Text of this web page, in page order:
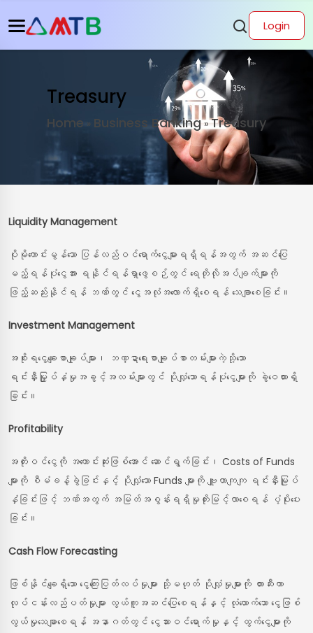
Login
Treasury
Home » Business Banking»Treasury
Liquidity Management
ပိုမိုကောင်းမွန်သော ပြန်လည်ဝင်ရောက်ငွေများရရှိရန်အတွက် အဆင်ပြေ
မည့်ရန်ပုံငွေအား ရနိုင်ရန်ရှာဖွေစဉ်တွင် ရေတိုလိုအပ်ချက်များကို
ဖြည့်ဆည်းနိုင်ရန် ဘဏ်တွင် ငွေအလုံအလောက်ရှိစေရန် သေချာစေခြင်း။
Investment Management
အစိုးရငွေချေးစာချုပ်များ၊ ဘဏ္ဍာရေးစာချုပ်စာတမ်းများကဲ့သို့သော
ရင်းနှီးမြှုပ်နှံမှုအခွင့်အလမ်းများတွင် ပိုလျှံသောရန်ပုံငွေများကို ခွဲဝေထားရှိ
ခြင်း။
Profitability
အတိုးဝင်ငွေကို အကောင်းဆုံးဖြစ်အောင် ဆောင်ရွက်ခြင်း၊ Costs of Funds
များကို စီမံခန့်ခွဲခြင်းနှင့် ပိုလျှံသော Funds များကို ဗျူဟာကျကျ ရင်းနှီးမြုပ်
နှံခြင်းဖြင့် ဘဏ်အတွက် အမြတ်အစွန်းရရှိမှုတိုးမြင့်လာစေရန် ပံ့ပိုးပေး
ခြင်း။
Cash Flow Forecasting
ဖြစ်နိုင်ချေရှိသော ငွေကြေးပြတ်လပ်မှုများ သို့မဟုတ် ပိုလျှံမှုများကို တားဆီးကာ
လုပ်ငန်းလည်ပတ်မှုများ လွယ်ကူအဆင်ပြေစေရန်နှင့် လုံလောက်သော ငွေဖြစ်
လွယ်မှုသေချာစေရန် အနာဂတ်တွင် ငွေသားဝင်ရောက်မှုနှင့် ထွက်ငွေများကို